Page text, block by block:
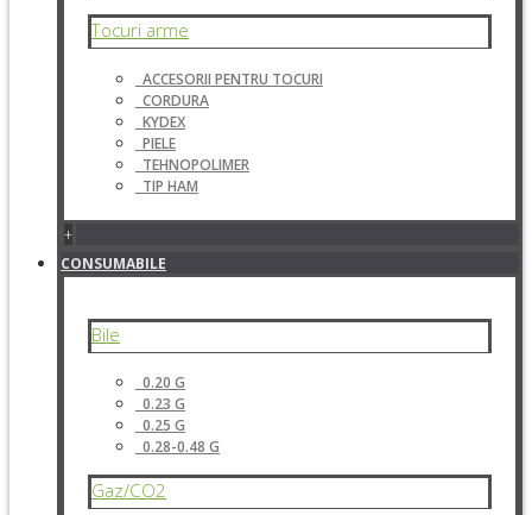
Tocuri arme
ACCESORII PENTRU TOCURI
CORDURA
KYDEX
PIELE
TEHNOPOLIMER
TIP HAM
+
CONSUMABILE
Bile
0.20 G
0.23 G
0.25 G
0.28-0.48 G
Gaz/CO2